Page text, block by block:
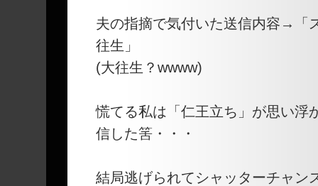
夫の指摘で気付いた送信内容→「
往生」
(大往生？wwww)
慌てる私は「仁王立ち」が思い浮
信した筈・・・
結局逃げられてシャッターチャン